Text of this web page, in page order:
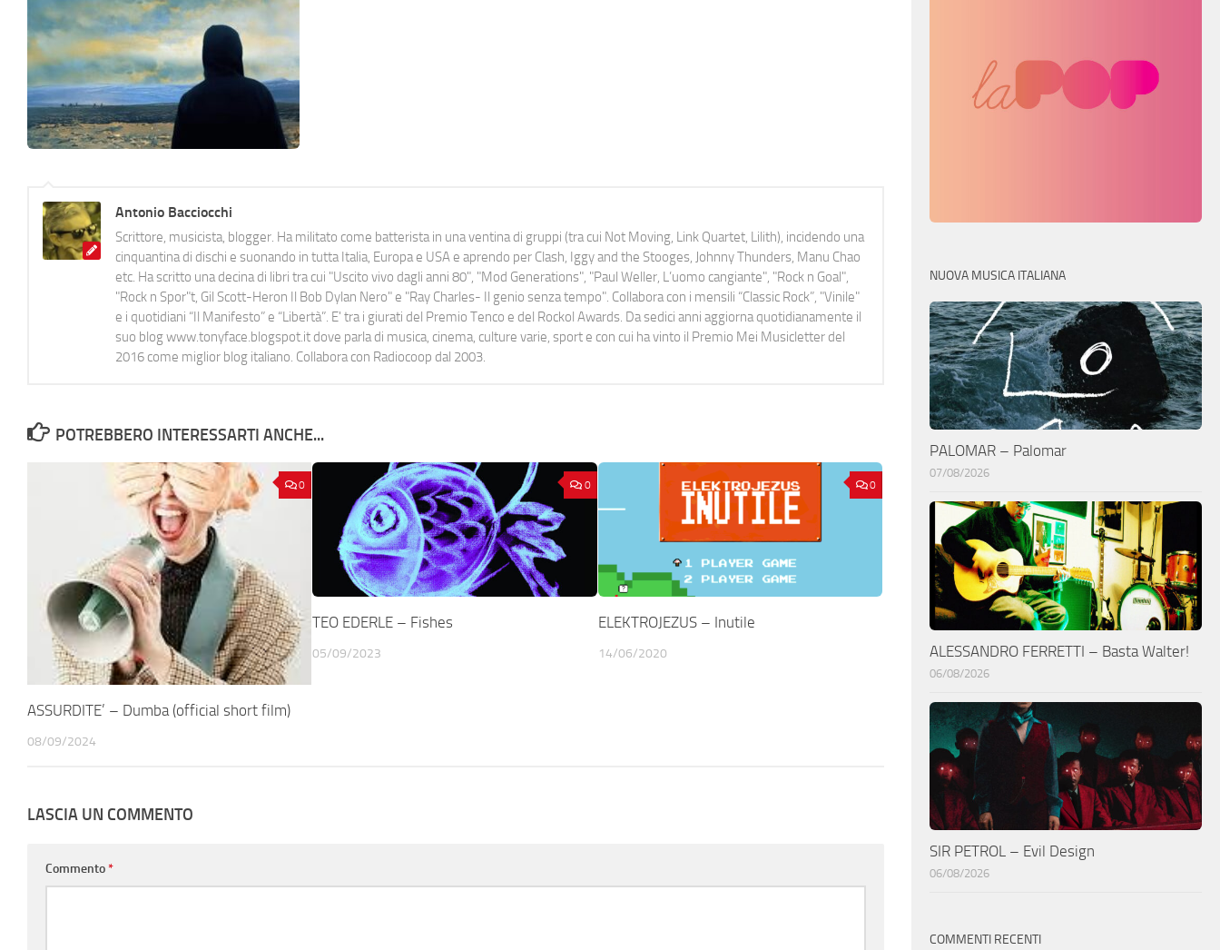
Antonio Bacciocchi
Scrittore, musicista, blogger. Ha militato come batterista in una ventina di gruppi (tra cui Not Moving, Link Quartet, Lilith), incidendo una
cinquantina di dischi e suonando in tutta Italia, Europa e USA e aprendo per Clash, Iggy and the Stooges, Johnny Thunders, Manu Chao
etc. Ha scritto una decina di libri tra cui "Uscito vivo dagli anni 80", "Mod Generations", "Paul Weller, L’uomo cangiante", "Rock n Goal",
"Rock n Spor"t, Gil Scott-Heron Il Bob Dylan Nero" e "Ray Charles- Il genio senza tempo". Collabora con i mensili “Classic Rock”, "Vinile"
e i quotidiani “Il Manifesto” e “Libertà”. E' tra i giurati del Premio Tenco e del Rockol Awards. Da sedici anni aggiorna quotidianamente il
suo blog www.tonyface.blogspot.it dove parla di musica, cinema, culture varie, sport e con cui ha vinto il Premio Mei Musicletter del
2016 come miglior blog italiano. Collabora con Radiocoop dal 2003.
POTREBBERO INTERESSARTI ANCHE...
0
ASSURDITE’ – Dumba (official short film)
08/09/2024
0
TEO EDERLE – Fishes
05/09/2023
0
ELEKTROJEZUS – Inutile
14/06/2020
LASCIA UN COMMENTO
Commento*
NUOVA MUSICA ITALIANA
PALOMAR – Palomar
07/08/2026
ALESSANDRO FERRETTI – Basta Walter!
06/08/2026
SIR PETROL – Evil Design
06/08/2026
COMMENTI RECENTI